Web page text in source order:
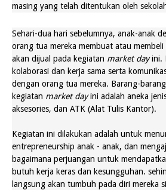
masing yang telah ditentukan oleh
Sehari-dua hari sebelumnya, anak-anak
orang tua mereka membuat atau
akan dijual pada kegiatan market dayini.
kolaborasi dan kerja sama serta
dengan orang tua mereka. Barang-
kegiatan market dayini adalah aneka
aksesories, dan ATK (Alat Tulis Kantor).
Kegiatan ini dilakukan adalah untuk
entrepreneurship anak - anak, dan
bagaimana perjuangan untuk
butuh kerja keras dan kesungguhan.
langsung akan tumbuh pada diri mereka